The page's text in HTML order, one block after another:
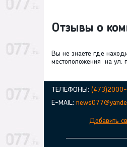
Отзывы о
Вы не знаете где
местоположения на ул.
ТЕЛЕФОНЫ:
E-MAIL:
Добавить